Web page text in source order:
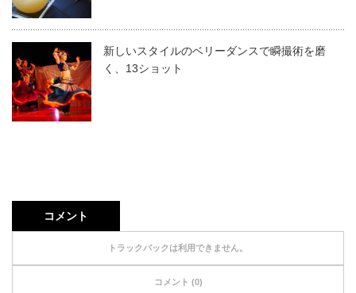
新しいスタイルのベリーダンスで瞬撮術を磨
く、13ショット
コメント
トラックバックは利用できません。
コメント (0)